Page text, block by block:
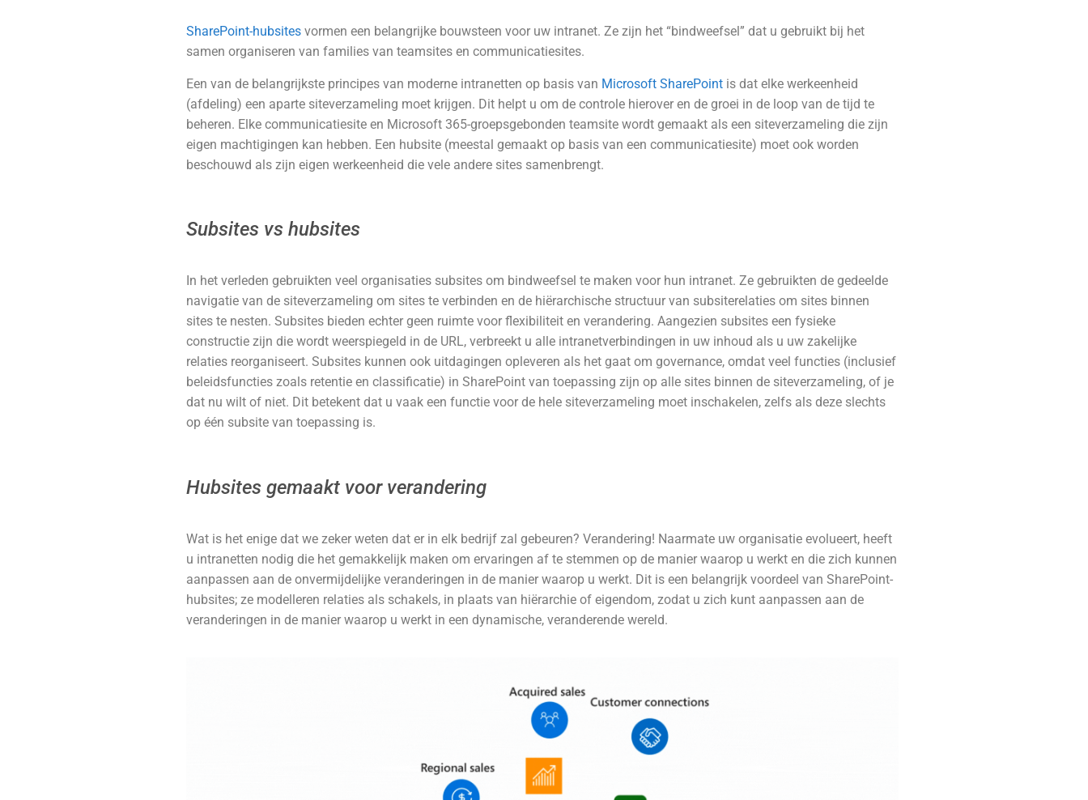
SharePoint-hubsites vormen een belangrijke bouwsteen voor uw intranet. Ze zijn het “bindweefsel” dat u gebruikt bij het
samen organiseren van families van teamsites en communicatiesites.
Een van de belangrijkste principes van moderne intranetten op basis van Microsoft SharePoint is dat elke werkeenheid
(afdeling) een aparte siteverzameling moet krijgen. Dit helpt u om de controle hierover en de groei in de loop van de tijd te
beheren. Elke communicatiesite en Microsoft 365-groepsgebonden teamsite wordt gemaakt als een siteverzameling die zijn
eigen machtigingen kan hebben. Een hubsite (meestal gemaakt op basis van een communicatiesite) moet ook worden
beschouwd als zijn eigen werkeenheid die vele andere sites samenbrengt.
Subsites vs hubsites
In het verleden gebruikten veel organisaties subsites om bindweefsel te maken voor hun intranet. Ze gebruikten de gedeelde
navigatie van de siteverzameling om sites te verbinden en de hiërarchische structuur van subsiterelaties om sites binnen
sites te nesten. Subsites bieden echter geen ruimte voor flexibiliteit en verandering. Aangezien subsites een fysieke
constructie zijn die wordt weerspiegeld in de URL, verbreekt u alle intranetverbindingen in uw inhoud als u uw zakelijke
relaties reorganiseert. Subsites kunnen ook uitdagingen opleveren als het gaat om governance, omdat veel functies (inclusief
beleidsfuncties zoals retentie en classificatie) in SharePoint van toepassing zijn op alle sites binnen de siteverzameling, of je
dat nu wilt of niet. Dit betekent dat u vaak een functie voor de hele siteverzameling moet inschakelen, zelfs als deze slechts
op één subsite van toepassing is.
Hubsites gemaakt voor verandering
Wat is het enige dat we zeker weten dat er in elk bedrijf zal gebeuren? Verandering! Naarmate uw organisatie evolueert, heeft
u intranetten nodig die het gemakkelijk maken om ervaringen af te stemmen op de manier waarop u werkt en die zich kunnen
aanpassen aan de onvermijdelijke veranderingen in de manier waarop u werkt. Dit is een belangrijk voordeel van SharePoint-
hubsites; ze modelleren relaties als schakels, in plaats van hiërarchie of eigendom, zodat u zich kunt aanpassen aan de
veranderingen in de manier waarop u werkt in een dynamische, veranderende wereld.